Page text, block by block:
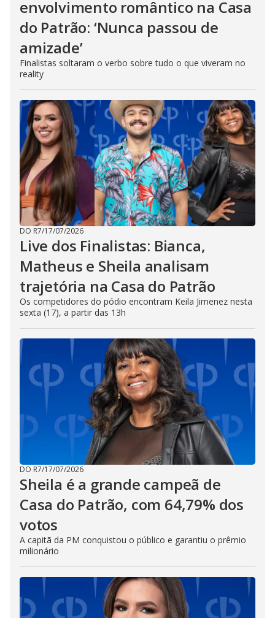
envolvimento romântico na Casa
do Patrão: ‘Nunca passou de
amizade’
Finalistas soltaram o verbo sobre tudo o que viveram no
reality
DO R7/17/07/2026
Live dos Finalistas: Bianca,
Matheus e Sheila analisam
trajetória na Casa do Patrão
Os competidores do pódio encontram Keila Jimenez nesta
sexta (17), a partir das 13h
DO R7/17/07/2026
Sheila é a grande campeã de
Casa do Patrão, com 64,79% dos
votos
A capitã da PM conquistou o público e garantiu o prêmio
milionário